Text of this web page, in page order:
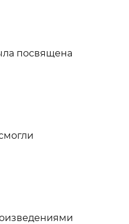
посвящена